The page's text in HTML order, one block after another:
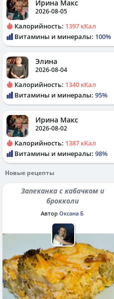
Ирина Макс
2026-08-05
Калорийность: 1397 кКал
Витамины и минералы: 100%
Элина
2026-08-04
Калорийность: 1340 кКал
Витамины и минералы: 95%
Ирина Макс
2026-08-02
Калорийность: 1387 кКал
Витамины и минералы: 98%
Новые рецепты
Запеканка с кабачком и
брокколи
Автор Оксана Б